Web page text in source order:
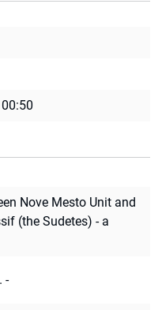
Nove Mesto Unit and
(the Sudetes) - a
-